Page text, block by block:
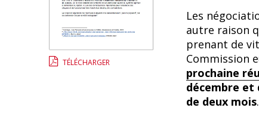
TÉLÉCHARGER
Les
autre raison
prenant de
Commission
prochaine
décembre et
de deux mois.